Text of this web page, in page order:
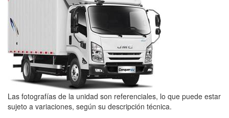
Las fotografías de la unidad son referenciales, lo que puede estar
sujeto a variaciones, según su descripción técnica.